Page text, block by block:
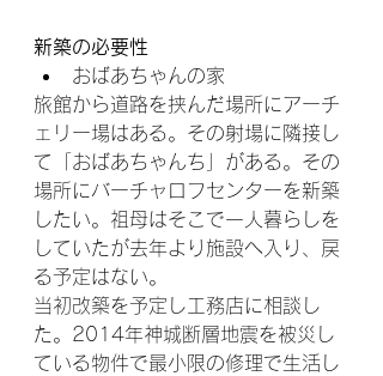
新築の必要性
おばあちゃんの家
旅館から道路を挟んだ場所にアーチ
ェリー場はある。その射場に隣接し
て「おばあちゃんち」がある。その
場所にバーチャロフセンターを新築
したい。祖母はそこで一人暮らしを
していたが去年より施設へ入り、戻
る予定はない。
当初改築を予定し工務店に相談し
た。2014年神城断層地震を被災し
ている物件で最小限の修理で生活し